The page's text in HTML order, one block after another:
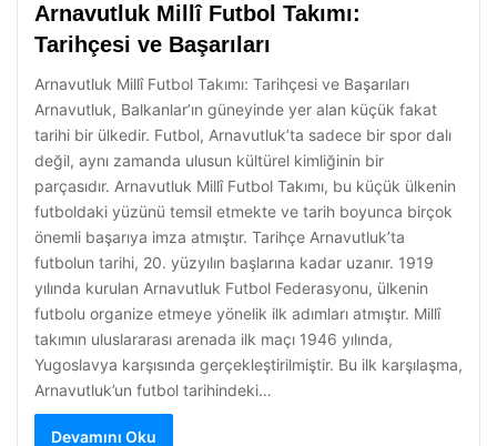
Arnavutluk Millî Futbol Takımı:
Tarihçesi ve Başarıları
Arnavutluk Millî Futbol Takımı: Tarihçesi ve Başarıları
Arnavutluk, Balkanlar’ın güneyinde yer alan küçük fakat
tarihi bir ülkedir. Futbol, Arnavutluk’ta sadece bir spor dalı
değil, aynı zamanda ulusun kültürel kimliğinin bir
parçasıdır. Arnavutluk Millî Futbol Takımı, bu küçük ülkenin
futboldaki yüzünü temsil etmekte ve tarih boyunca birçok
önemli başarıya imza atmıştır. Tarihçe Arnavutluk’ta
futbolun tarihi, 20. yüzyılın başlarına kadar uzanır. 1919
yılında kurulan Arnavutluk Futbol Federasyonu, ülkenin
futbolu organize etmeye yönelik ilk adımları atmıştır. Millî
takımın uluslararası arenada ilk maçı 1946 yılında,
Yugoslavya karşısında gerçekleştirilmiştir. Bu ilk karşılaşma,
Arnavutluk’un futbol tarihindeki…
Devamını Oku